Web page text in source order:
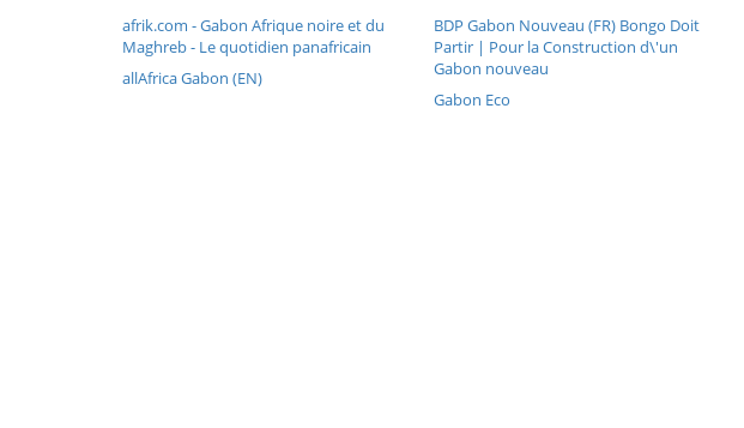
afrik.com - Gabon Afrique noire et du
Maghreb - Le quotidien panafricain
allAfrica Gabon (EN)
BDP Gabon Nouveau (FR) Bongo Doit
Partir | Pour la Construction d\'un
Gabon nouveau
Gabon Eco